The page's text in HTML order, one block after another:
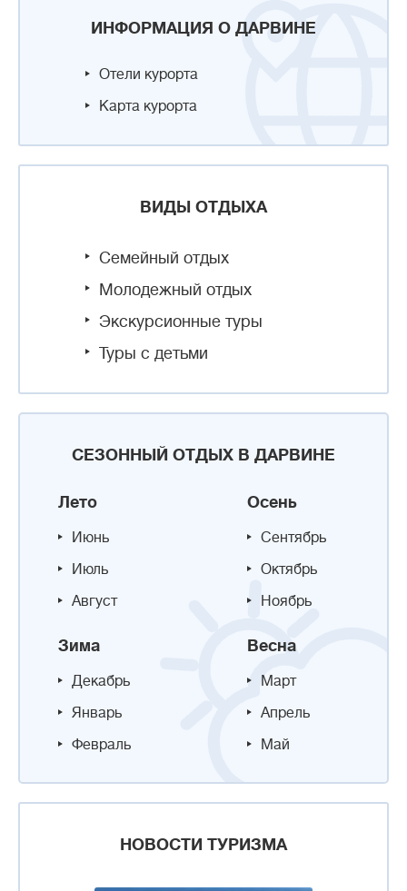
ИНФОРМАЦИЯ О ДАРВИНЕ
Отели курорта
Карта курорта
ВИДЫ ОТДЫХА
Семейный отдых
Молодежный отдых
Экскурсионные туры
Туры с детьми
СЕЗОННЫЙ ОТДЫХ В ДАРВИНЕ
Лето
Июнь
Июль
Август
Осень
Сентябрь
Октябрь
Ноябрь
Зима
Декабрь
Январь
Февраль
Весна
Март
Апрель
Май
НОВОСТИ ТУРИЗМА